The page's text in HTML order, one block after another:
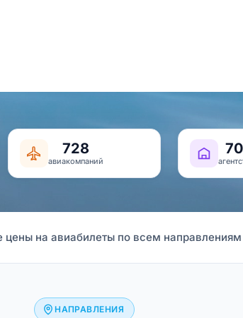
728
авиакомпаний
70
цены на авиабилеты по всем направлениям
НАПРАВЛЕНИЯ